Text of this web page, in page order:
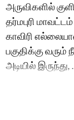
அருவிகளில்
தர்மபுரி
காவிரி
பகுதிக்கு
அடியில் இருந்து,